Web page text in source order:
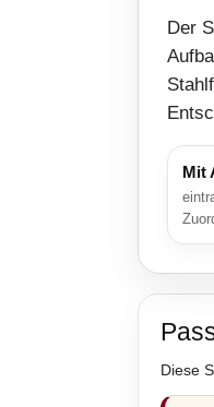
Der
Mit
Diese